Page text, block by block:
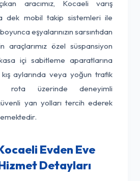
aracımız, Kocaeli varış
dek mobil takip sistemleri ile
eşyalarınızın sarsıntıdan
araçlarımız özel süspansiyon
içi sabitleme aparatlarına
aylarında veya yoğun trafik
rota üzerinde deneyimli
yan yolları tercih ederek
Evden Eve
Detayları